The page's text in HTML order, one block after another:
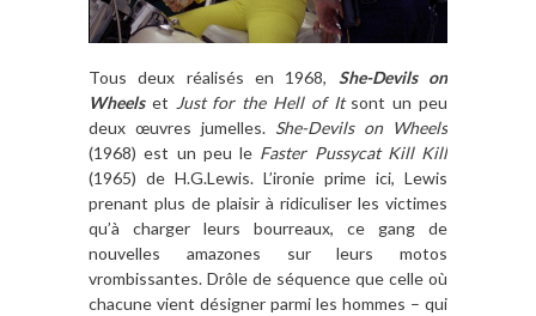
Tous deux réalisés en 1968, She-Devils on
Wheelset Just for the Hell of Itsont un peu
deux œuvres jumelles. She-Devils on Wheels
(1968) est un peu le Faster Pussycat Kill Kill
(1965) de H.G.Lewis. L’ironie prime ici, Lewis
prenant plus de plaisir à ridiculiser les victimes
qu’à charger leurs bourreaux, ce gang de
nouvelles amazones sur leurs motos
vrombissantes. Drôle de séquence que celle où
chacune vient désigner parmi les hommes – qui